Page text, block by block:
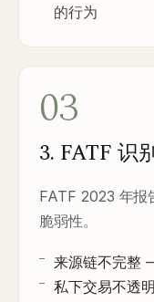
的行为
03
3. FATF 识
FATF 2023 年报
脆弱性。
来源链不完整—
私下交易不透明